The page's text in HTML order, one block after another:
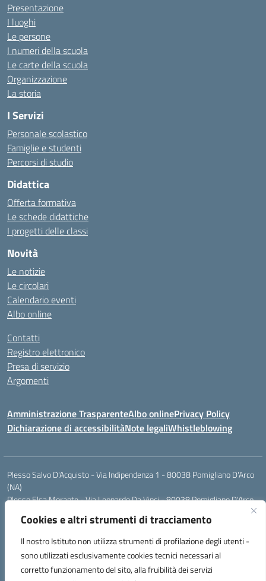
Cookies e altri strumenti di tracciamento
Il nostro Istituto non utilizza strumenti di profilazione degli utenti -
sono utilizzati esclusivamente cookies tecnici necessari al
corretto funzionamento del sito, alla fruibilità dei servizi
Presentazione
I luoghi
Le persone
I numeri della scuola
Le carte della scuola
Organizzazione
La storia
I Servizi
Personale scolastico
Famiglie e studenti
Percorsi di studio
Didattica
Offerta formativa
Le schede didattiche
I progetti delle classi
Novità
Le notizie
Le circolari
Calendario eventi
Albo online
Contatti
Registro elettronico
Presa di servizio
Argomenti
Amministrazione TrasparenteAlbo onlinePrivacy Policy
Dichiarazione di accessibilitàNote legaliWhistleblowing
Plesso Salvo D'Acquisto - Via Indipendenza 1 - 80038 Pomigliano D'Arco
(NA)
Plesso Elsa Morante - Via Leonardo Da Vinci - 80038 Pomigliano D'Arco
Plesso Leone - Via Pascoli - 80038 Pomigliano D'Arco (NA)
Tel.:0813177304 - Mail: naic8g1003@istruzione.it - Pec:
naic8g1003@pec.istruzione.it
Codice Univoco ufficio: UIECQ7
codice Meccanografico: NAIC8G1003